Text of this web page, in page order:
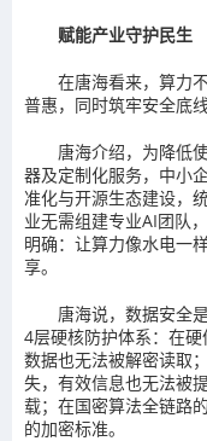
赋能产业守护民生
在唐海看来，算力不
普惠，同时筑牢安全底
唐海介绍，为降低使
器及定制化服务，中小
准化与开源生态建设，
业无需组建专业AI团队
明确：让算力像水电一
享。
唐海说，数据安全是
4层硬核防护体系：在硬
数据也无法被解密读取
失，有效信息也无法被
载；在国密算法全链路
的加密标准。